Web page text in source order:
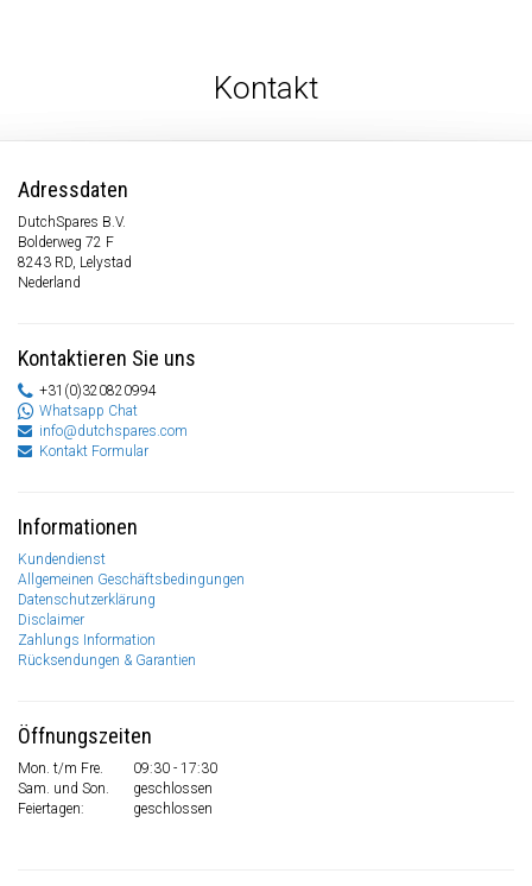
Kontakt
Adressdaten
DutchSpares B.V.
Bolderweg 72 F
8243 RD, Lelystad
Nederland
Kontaktieren Sie uns
+31(0)320820994
Whatsapp Chat
info@dutchspares.com
Kontakt Formular
Informationen
Kundendienst
Allgemeinen Geschäftsbedingungen
Datenschutzerklärung
Disclaimer
Zahlungs Information
Rücksendungen & Garantien
Öffnungszeiten
Mon. t/m Fre.
09:30 - 17:30
Sam. und Son.
geschlossen
Feiertagen:
geschlossen